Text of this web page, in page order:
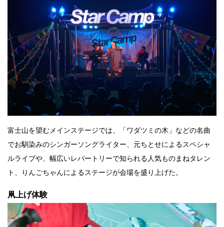
富士山を望むメインステージでは、「ワダツミの木」などの名曲
でお馴染みのシンガーソングライター、元ちとせによるスペシャ
ルライブや、幅広いレパートリーで知られる人気ものまねタレン
ト、りんごちゃんによるステージが会場を盛り上げた。
凧上げ体験